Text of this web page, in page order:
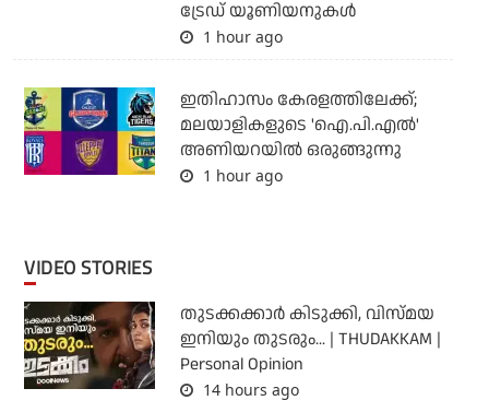
ട്രേഡ് യൂണിയനുകള്‍
1 hour ago
ഇതിഹാസം കേരളത്തിലേക്ക്;
മലയാളികളുടെ 'ഐ.പി.എല്‍'
അണിയറയില്‍ ഒരുങ്ങുന്നു
1 hour ago
VIDEO STORIES
തുടക്കക്കാര്‍ കിടുക്കി, വിസ്മയ
ഇനിയും തുടരും... | THUDAKKAM |
Personal Opinion
14 hours ago